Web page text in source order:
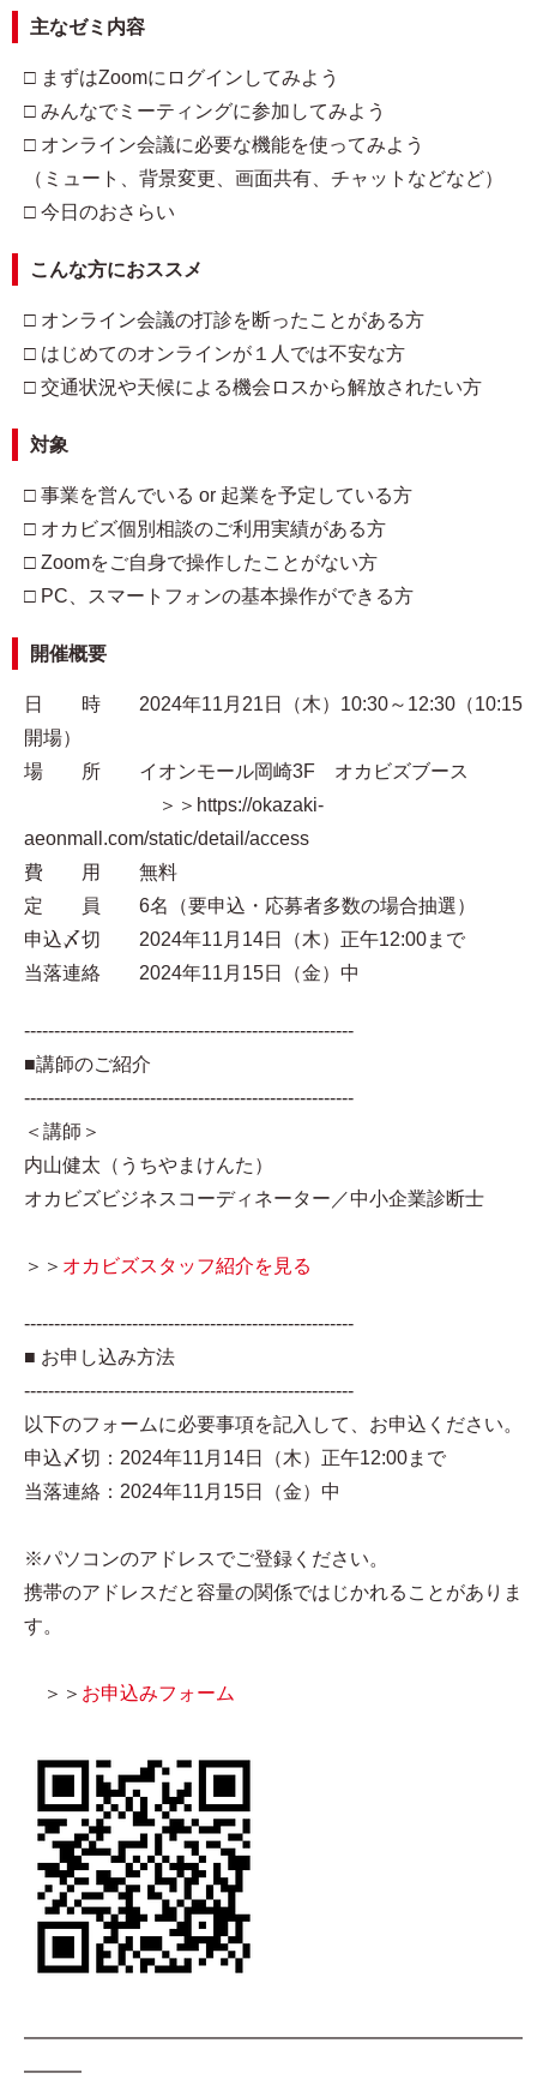
主なゼミ内容
□ まずはZoomにログインしてみよう
□ みんなでミーティングに参加してみよう
□ オンライン会議に必要な機能を使ってみよう
（ミュート、背景変更、画面共有、チャットなどなど）
□ 今日のおさらい
こんな方におススメ
□ オンライン会議の打診を断ったことがある方
□ はじめてのオンラインが１人では不安な方
□ 交通状況や天候による機会ロスから解放されたい方
対象
□ 事業を営んでいる or 起業を予定している方
□ オカビズ個別相談のご利用実績がある方
□ Zoomをご自身で操作したことがない方
□ PC、スマートフォンの基本操作ができる方
開催概要
日 時 2024年11月21日（木）10:30～12:30（10:15
開場）
場 所 イオンモール岡崎3F オカビズブース
＞＞https://okazaki-
aeonmall.com/static/detail/access
費 用 無料
定 員 6名（要申込・応募者多数の場合抽選）
申込〆切 2024年11月14日（木）正午12:00まで
当落連絡 2024年11月15日（金）中
-------------------------------------------------------
■講師のご紹介
-------------------------------------------------------
＜講師＞
内山健太（うちやまけんた）
オカビズビジネスコーディネーター／中小企業診断士
＞＞ オカビズスタッフ紹介を見る
-------------------------------------------------------
■ お申し込み方法
-------------------------------------------------------
以下のフォームに必要事項を記入して、お申込ください。
申込〆切：2024年11月14日（木）正午12:00まで
当落連絡：2024年11月15日（金）中
※パソコンのアドレスでご登録ください。
携帯のアドレスだと容量の関係ではじかれることがありま
す。
＞＞ お申込みフォーム
━━━━━━━━━━━━━━━━━━━━━━━━━━
━━━